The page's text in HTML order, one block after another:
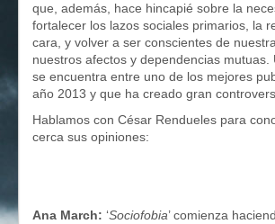
que, además, hace hincapié sobre la
fortalecer los lazos sociales primarios, la
cara, y volver a ser conscientes de
nuestros afectos y dependencias mutuas.
se encuentra entre uno de los mejores
año 2013 y que ha creado gran
Hablamos con César Rendueles para
cerca sus opiniones:
Ana March: ‘Sociofobia’ comienza